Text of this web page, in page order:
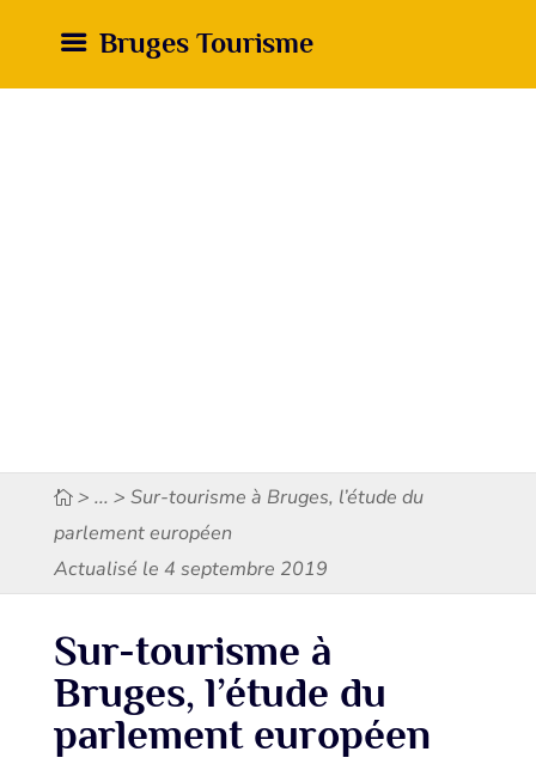
Bruges Tourisme
> ... > Sur-tourisme à Bruges, l’étude du
parlement européen
Actualisé le 4 septembre 2019
Sur-tourisme à
Bruges, l’étude du
parlement européen